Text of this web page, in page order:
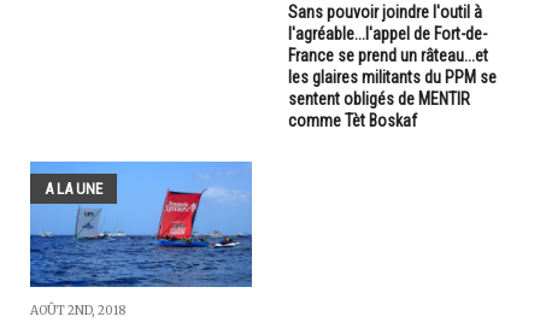
Sans pouvoir joindre l'outil à
l'agréable...l'appel de Fort-de-
France se prend un râteau...et
les glaires militants du PPM se
sentent obligés de MENTIR
comme Tèt Boskaf
A LA UNE
AOÛT 2ND, 2018